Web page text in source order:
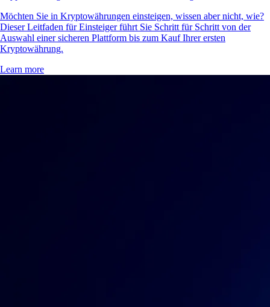
Möchten Sie in Kryptowährungen einsteigen, wissen aber nicht, wie?
Dieser Leitfaden für Einsteiger führt Sie Schritt für Schritt von der
Auswahl einer sicheren Plattform bis zum Kauf Ihrer ersten
Kryptowährung.
Learn more